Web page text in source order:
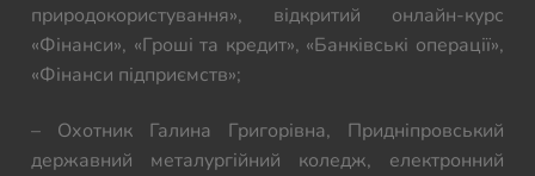
природокористування», відкритий онлайн-курс
«Фінанси», «Гроші та кредит», «Банківські операції»,
«Фінанси підприємств»;
– Охотник Галина Григорівна, Придніпровський
державний металургійний коледж, електронний